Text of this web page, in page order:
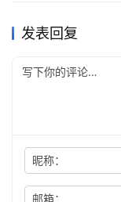
发表回复
昵称：
邮箱：